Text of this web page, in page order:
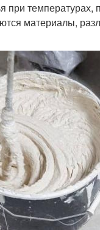
при
материалы,